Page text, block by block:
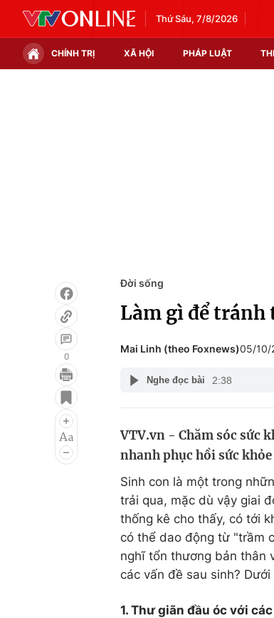
Thứ Sáu, 7/8/2026
CHÍNH TRỊ XÃ HỘI PHÁP LUẬT
Điện ảnh
Âm nhạc
Làm đẹp
0
Đời sống
Làm gì để tránh
Mai Linh (theo Foxnews)05/10/
Nghe đọc bài 2:38
VTV.vn - Chăm sóc sức
nhanh phục hồi sức
Sinh con là một trong
trải qua, mặc dù vậy giai
thống kê cho thấy, có tới
có thể dao động từ "trầm
nghĩ tổn thương bản thân
các vấn đề sau sinh?
1. Thư giãn đầu óc với